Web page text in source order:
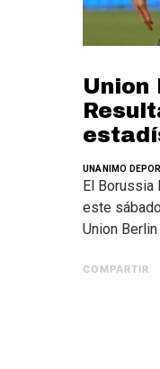
Union
UNANIMO
El Borussia
este
Union
COMPARTIR